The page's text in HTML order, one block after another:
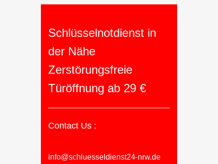
Schlüsselnotdienst in
der Nähe
Zerstörungsfreie
Türöffnung ab 29 €
Contact Us :
info@schluesseldienst24-nrw.de